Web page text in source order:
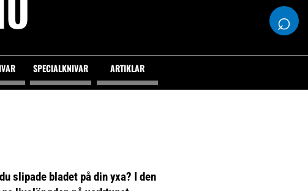
⌕
SPECIALKNIVAR ARTIKLAR
slipade bladet på din yxa? I den